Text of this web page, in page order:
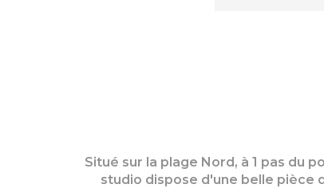
Situé sur la plage Nord, à 1 pas du
studio dispose d'une belle pièce